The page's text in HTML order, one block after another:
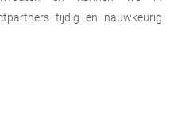
tijdig en nauwkeurig